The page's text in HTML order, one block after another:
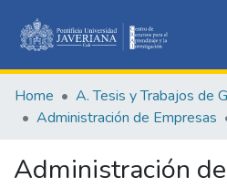
&
Home A. Tesis y Trabajos de
Administración de Empresas
Administración